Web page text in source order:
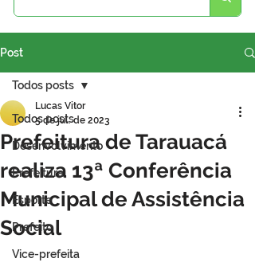
Post
Todos posts
Desenvolvimento
Prefeitura
Esporte
Prefeito
Vice-prefeita
Todos posts
Prefeitura de Tarauacá
realiza 13ª Conferência
Municipal de Assistência
Social
Lucas Vitor
5 de jul. de 2023